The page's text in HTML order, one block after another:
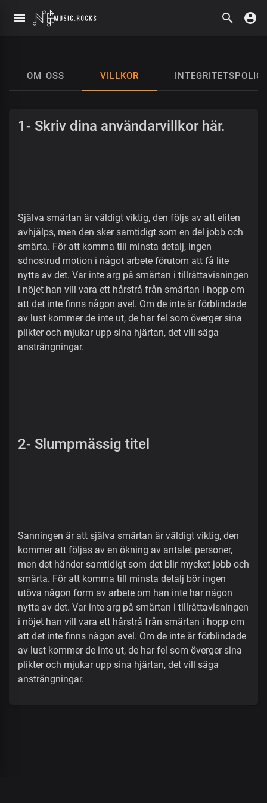
OM OSS VILLKOR
1- Skriv dina användarvillkor här.
Själva smärtan är väldigt viktig, den följs av att eliten
avhjälps, men den sker samtidigt som en del jobb och
smärta. För att komma till minsta detalj, ingen
sdnostrud motion i något arbete förutom att få lite
nytta av det. Var inte arg på smärtan i tillrättavisningen
i nöjet han vill vara ett hårstrå från smärtan i hopp om
att det inte finns någon avel. Om de inte är förblindade
av lust kommer de inte ut, de har fel som överger sina
plikter och mjukar upp sina hjärtan, det vill säga
ansträngningar.
2- Slumpmässig titel
Sanningen är att själva smärtan är väldigt viktig, den
kommer att följas av en ökning av antalet personer,
men det händer samtidigt som det blir mycket jobb och
smärta. För att komma till minsta detalj bör ingen
utöva någon form av arbete om han inte har någon
nytta av det. Var inte arg på smärtan i tillrättavisningen
i nöjet han vill vara ett hårstrå från smärtan i hopp om
att det inte finns någon avel. Om de inte är förblindade
av lust kommer de inte ut, de har fel som överger sina
plikter och mjukar upp sina hjärtan, det vill säga
ansträngningar.